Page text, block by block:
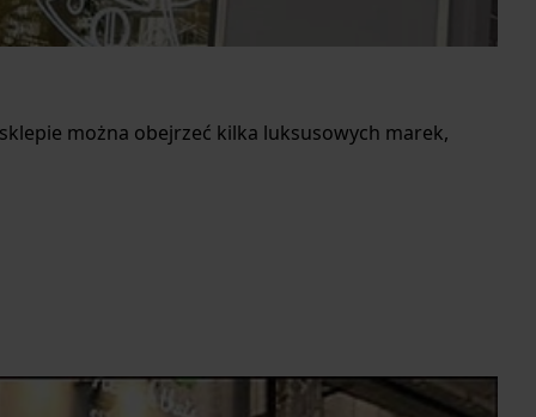
można obejrzeć kilka luksusowych marek,